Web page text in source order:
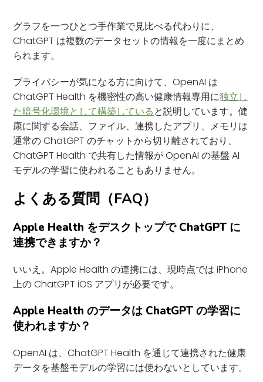
グラフを一つひとつ手作業で見比べる代わりに、
ChatGPT は複数のデータセットの情報を一度にまとめ
られます。
プライバシーが気になる方に向けて、OpenAI は
ChatGPT Health を機密性の高い健康情報専用に独立し
た暗号化環境として構築していると説明しています。健
康に関する会話、ファイル、連携したアプリ、メモリは
通常の ChatGPT のチャットから切り離されており、
ChatGPT Health で共有した情報が OpenAI の基盤 AI
モデルの学習に使われることもありません。
よくある質問（FAQ）
Apple Health をデスクトップで ChatGPT に
連携できますか？
いいえ。Apple Health の連携には、現時点では iPhone
上の ChatGPT iOS アプリが必要です。
Apple Health のデータは ChatGPT の学習に
使われますか？
OpenAI は、ChatGPT Health を通じて連携された健康
データを基盤モデルの学習には使わないとしています。